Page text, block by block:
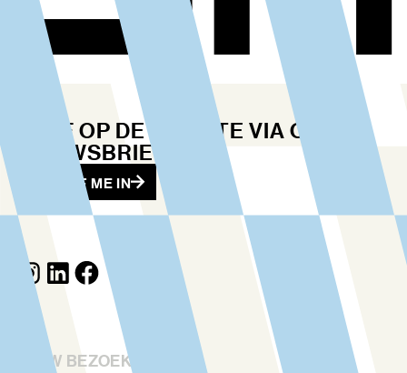
JOUW BEZOEK
BLIJF OP DE HOOGTE VIA ONZE
NIEUWSBRIEF
SCHRIJF ME IN